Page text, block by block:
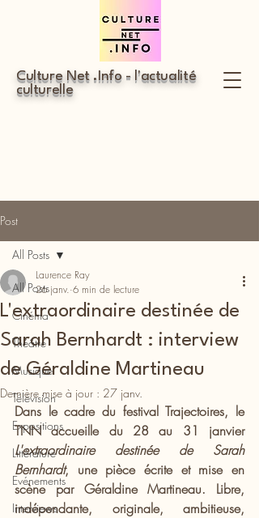
Culture Net .Info - l'actualité
culturelle
Post
All Posts
Cinéma
Théâtre
Musique
Télévision
Expositions
Littérature
Evénements
Interviews
All Posts
L'extraordinaire destinée de
Sarah Bernhardt : interview
de Géraldine Martineau
Laurence Ray
26 janv. 6 min de lecture
Dernière mise à jour : 27 janv.
Dans le cadre du festival Trajectoires, le
TNN accueille du 28 au 31 janvier
L'extraordinaire destinée de Sarah
Bernhardt, une pièce écrite et mise en
scène par Géraldine Martineau. Libre,
indépendante, originale, ambitieuse,